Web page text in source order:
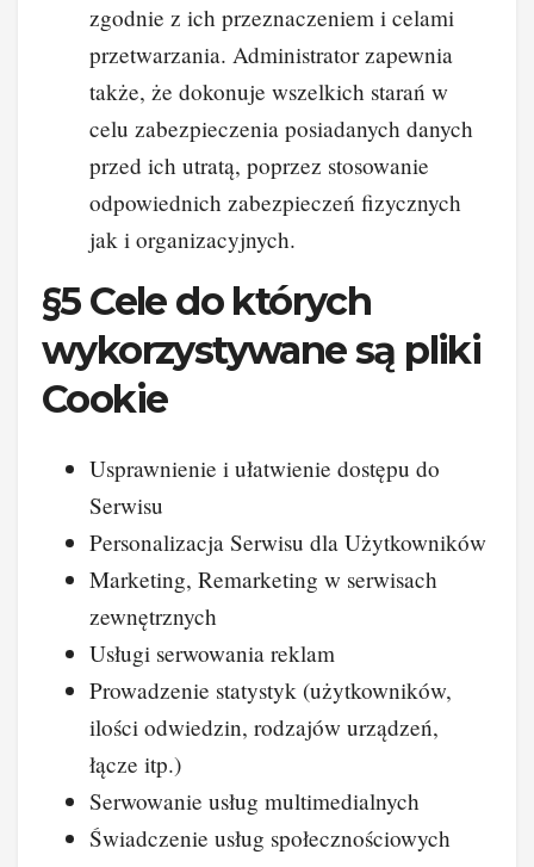
zgodnie z ich przeznaczeniem i celami
przetwarzania. Administrator zapewnia
także, że dokonuje wszelkich starań w
celu zabezpieczenia posiadanych danych
przed ich utratą, poprzez stosowanie
odpowiednich zabezpieczeń fizycznych
jak i organizacyjnych.
§5 Cele do których
wykorzystywane są pliki
Cookie
Usprawnienie i ułatwienie dostępu do
Serwisu
Personalizacja Serwisu dla Użytkowników
Marketing, Remarketing w serwisach
zewnętrznych
Usługi serwowania reklam
Prowadzenie statystyk (użytkowników,
ilości odwiedzin, rodzajów urządzeń,
łącze itp.)
Serwowanie usług multimedialnych
Świadczenie usług społecznościowych